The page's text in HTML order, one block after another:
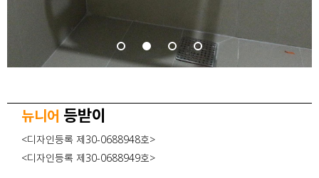
뉴니어 등받이
<디자인등록 제30-0688948호>
<디자인등록 제30-0688949호>